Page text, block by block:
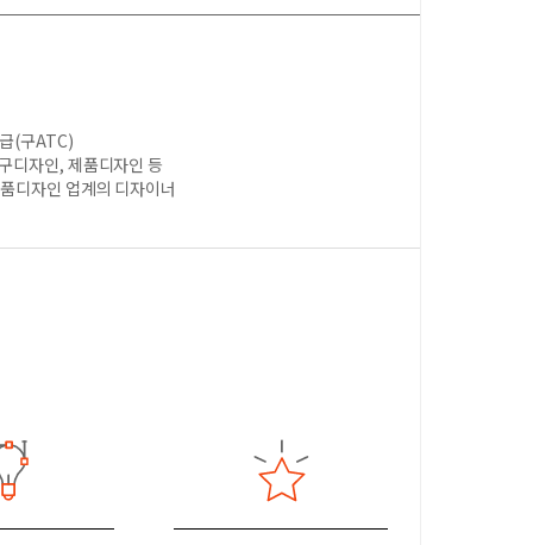
(구ATC)
디자인, 제품디자인 등
디자인 업계의 디자이너